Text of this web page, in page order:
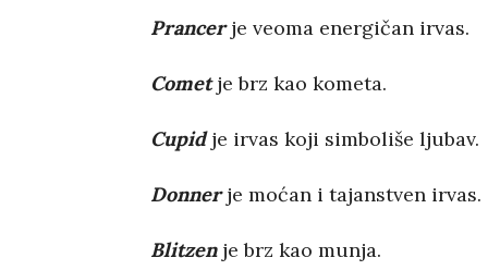
Prancerje veoma energičan irvas.
Cometje brz kao kometa.
Cupidje irvas koji simboliše ljubav.
Donnerje moćan i tajanstven irvas.
Blitzenje brz kao munja.